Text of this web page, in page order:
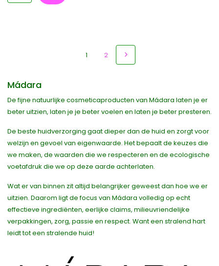
1 2
Mádara
De fijne natuurlijke cosmeticaproducten van Mádara laten je er
beter uitzien, laten je je beter voelen en laten je beter presteren.
De beste huidverzorging gaat dieper dan de huid en zorgt voor
welzijn en gevoel van eigenwaarde. Het bepaalt de keuzes die
we maken, de waarden die we respecteren en de ecologische
voetafdruk die we op deze aarde achterlaten.
Wat er van binnen zit altijd belangrijker geweest dan hoe we er
uitzien. Daarom ligt de focus van Mádara volledig op echt
effectieve ingrediënten, eerlijke claims, milieuvriendelijke
verpakkingen, zorg, passie en respect. Want een stralend hart
leidt tot een stralende huid!